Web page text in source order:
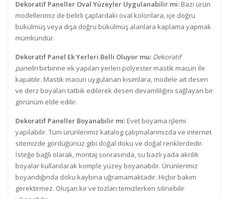
Dekoratif Paneller Oval Yüzeyler Uygulanabilir mi: Bazı ürün
modellerimiz de belirli çaplardaki oval kolonlara, içe doğru
bükülmüş veya dışa doğru bükülmüş alanlara kaplama yapmak
mümkündür.
Dekoratif Panel Ek Yerleri Belli Oluyor mu: Dekoratif
panelin birbirine ek yapılan yerleri polyester mastik macun ile
kapatılır. Mastik macun uygulanan kısımlara, modele ait desen
ve derz boyaları tatbik edilerek desen devamlılığını sağlayan bir
görünüm elde edilir.
Dekoratif Paneller Boyanabilir mi: Evet boyama işlemi
yapılabilir. Tüm ürünlerimiz katalog çalışmalarımızda ve internet
sitemizde gördüğünüz gibi doğal doku ve doğal renklerdedir.
İsteğe bağlı olarak, montaj sonrasında, su bazlı yada akrilik
boyalar kullanılarak komple yüzey boyanabilir. Ürünlerimiz
boyandığında doku kaybına uğramamaktadır. Hiçbir bakım
gerektirmez. Oluşan kir ve tozları temizlerken silinebilir